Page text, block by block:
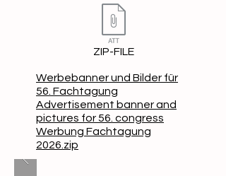
ZIP-FILE
Werbebanner und Bilder für
56. Fachtagung
Advertisement banner and
pictures for 56. congress
Werbung Fachtagung
2026.zip